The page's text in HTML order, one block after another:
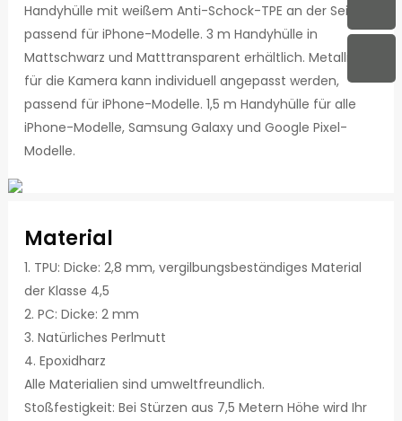
Handyhülle mit weißem Anti-Schock-TPE an der Seite,
passend für iPhone-Modelle. 3 m Handyhülle in
Mattschwarz und Matttransparent erhältlich. Metallring
für die Kamera kann individuell angepasst werden,
passend für iPhone-Modelle. 1,5 m Handyhülle für alle
iPhone-Modelle, Samsung Galaxy und Google Pixel-
Modelle.
Material
1. TPU: Dicke: 2,8 mm, vergilbungsbeständiges Material
der Klasse 4,5
2. PC: Dicke: 2 mm
3. Natürliches Perlmutt
4. Epoxidharz
Alle Materialien sind umweltfreundlich.
Stoßfestigkeit: Bei Stürzen aus 7,5 Metern Höhe wird Ihr